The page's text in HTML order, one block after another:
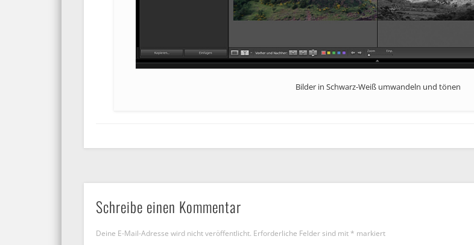
Bilder in Schwarz-Weiß umwandeln und tönen
Schreibe einen Kommentar
Deine E-Mail-Adresse wird nicht veröffentlicht. Erforderliche Felder sind mit * markiert